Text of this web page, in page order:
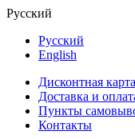
Русский
Русский
English
Дисконтная карта
Доставка и
Пункты
Контакты